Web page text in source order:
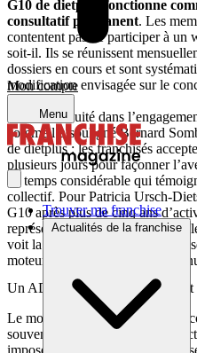
Mon compte
Menu
Trouver ma franchise
Actualités de la franchise
G10 de dietplus fonctionne
consultatif permanent. Les
contentent pas de participer à un
soit-il. Ils se réunissent
dossiers en cours et sont
modification envisagée sur le
Cette continuité dans
comme l’a souligné Bernard
de dietplus : les franchisés
plusieurs jours pour façonner
en temps considérable qui
collectif. Pour Patricia Ursch-
G10 après plus de cinq ans
représente bien plus qu’une
voit la validation de sa prise de
moteur de motivation pour
Un ADN participatif qui redéfinit
Le modèle dietplus interroge les
souvent caractérisés par une